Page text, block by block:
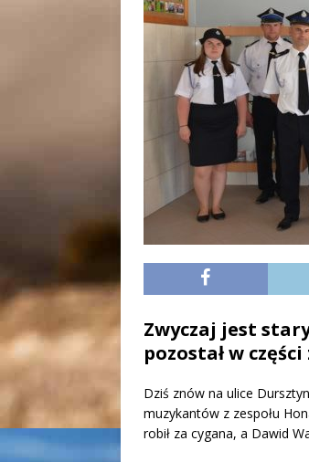
Zwyczaj jest
pozostał w
Dziś znów na ulice
muzykantów z zespołu
robił za cygana, a Dawid